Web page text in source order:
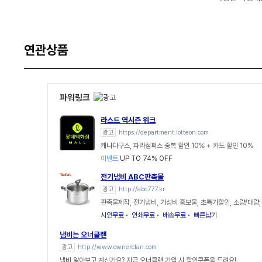
연관상품
파워링크
라스트 역시즌 위크
광고 https://department.lotteon.com
캐나다구스, 파라점퍼스 중복 할인 10% + 카드 할인 10%
이벤트 UP TO 74% OFF
전기냄비 ABC판촉물
광고 http://abc777.kr
판촉물제작, 전기냄비, 가성비 홍보물, 초특가할인, 소량/대량
시안무료
인쇄무료 배송무료 빠른납기
냄비는 오너클랜
광고 http://www.ownerclan.com
냄비 알아보고 계신가요? 지금 오너클랜 가입 시 할인쿠폰을 드려요!